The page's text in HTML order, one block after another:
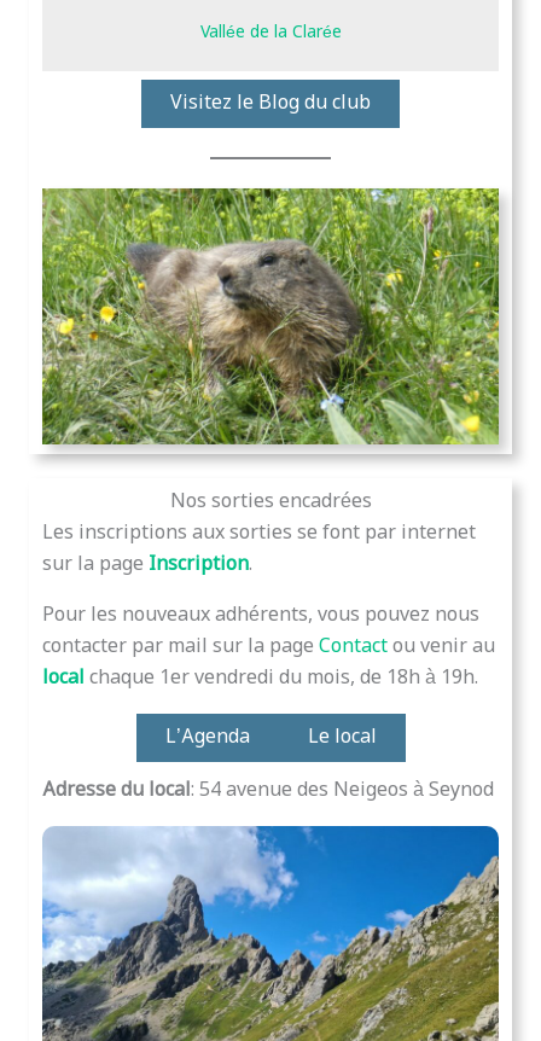
Vallée de la Clarée
Visitez le Blog du club
Nos sorties encadrées
Les inscriptions aux sorties se font par internet
sur la page Inscription.
Pour les nouveaux adhérents, vous pouvez nous
contacter par mail sur la page Contactou venir au
local chaque 1er vendredi du mois, de 18h à 19h.
L’Agenda Le local
Adresse du local: 54 avenue des Neigeos à Seynod